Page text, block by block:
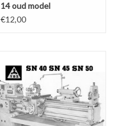
14 oud model
€12,00